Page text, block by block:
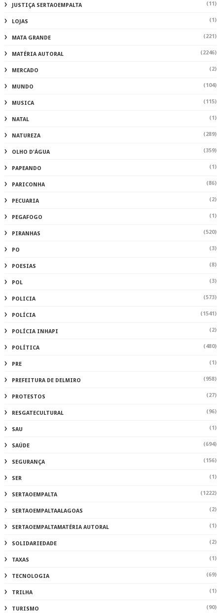
JUSTIÇA SERTAOEMPALTA (11)
LOJAS (1)
MATA GRANDE (221)
MATÉRIA AUTORAL (2246)
MERCADO (2)
MUNDO (104)
MUSICA (115)
NATAL (1)
NATUREZA (289)
OLHO D'ÁGUA (359)
PAPEANDO (1)
PARICONHA (86)
PECUARIA (2)
PEGAFOGO (1)
PIRANHAS (520)
PO (3)
POESIAS (8)
POL (3)
POLICIA (573)
POLÍCIA (1541)
POLÍCIA INHAPI (2)
POLÍTICA (480)
PRE (1)
PREFEITURA DE DELMIRO (958)
PROTESTOS (27)
RESGATECULTURAL (96)
SAU (1)
SAÚDE (694)
SEGURANÇA (156)
SER (1)
SERTAOEMPALTA (1222)
SERTAOEMPALTAALAGOAS (2)
SERTAOEMPALTAMATÉRIA AUTORAL (1)
SOLIDARIEDADE (2)
TAXAS (1)
TECNOLOGIA (69)
TRILHA (1)
TURISMO (90)